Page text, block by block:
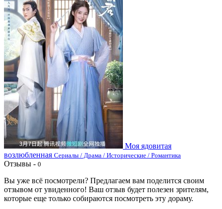
Моя ядовитая
возлюбленная Сериалы / Драма / Исторические / Романтика
Отзывы - 0
Вы уже всё посмотрели? Предлагаем вам поделится своим
отзывом от увиденного! Ваш отзыв будет полезен зрителям,
которые еще только собираются посмотреть эту дораму.